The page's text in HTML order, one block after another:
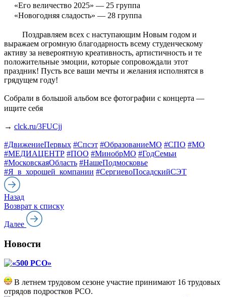
«Его величество 2025» — 25 группа
«Новогодняя сладость» — 28 группа
Поздравляем всех с наступающим Новым годом и
выражаем огромную благодарность всему студенческому
активу за невероятную креативность, артистичность и те
положительные эмоции, которые сопровождали этот
праздник! Пусть все ваши мечты и желания исполнятся в
грядущем году!
Собрали в большой альбом все фотографии с концерта —
ищите себя
→ clck.ru/3FUCjj
#ДвижениеПервых #Спсэт #ОбразованиеМО #СПО #МО
#МЕДИАЦЕНТР #ПОО #МинобрМО #ГодСемьи
#МосковскаяОбласть #НашеПодмосковье
#Я_в_хорошей_компании #СергиевоПосадскийСЭТ
Назад
Возврат к списку
Далее
Новости
«500 РСО»
В летнем трудовом сезоне участие принимают 16 трудовых
отрядов подростков РСО.